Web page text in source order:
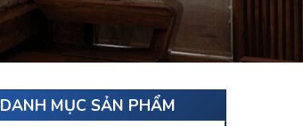
DANH MỤC SẢN PHẨM